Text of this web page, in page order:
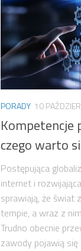
PORADY 10
Kompetencje
czego warto
Postępująca
internet i
sprawiają, że świat
tempie, a wraz z
Trudno obecnie
zawody pojawią się